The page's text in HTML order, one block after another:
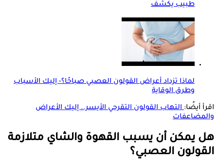
طبيب يكشف
لماذا تزداد أعراض القولون العصبي صباحًا؟- إليك الأسباب
وطرق الوقاية
اقرأ أيضًا:التهاب القولون التقرحي الأيسر.. إليك الأعراض
والمضاعفات
هل يمكن أن يسبب القهوة والشاي متلازمة
القولون العصبي؟